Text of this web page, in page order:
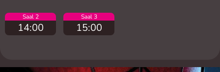
Saal 2
14:00
Saal 3
15:00